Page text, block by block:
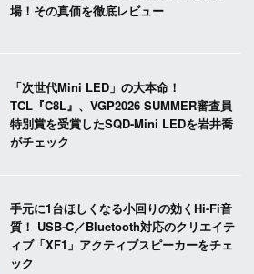
場！その真価を徹底レビュー
「次世代Mini LED」の大本命！
TCL『C8L』、VGP2026 SUMMER審査員
特別賞を受賞したSQD-Mini LEDを岩井喬
がチェック
手元に1台ほしくなる小回りの効くHi-Fi音
質！ USB-C／Bluetooth対応のクリエイテ
ィブ「XF1」アクティブスピーカーをチェ
ック